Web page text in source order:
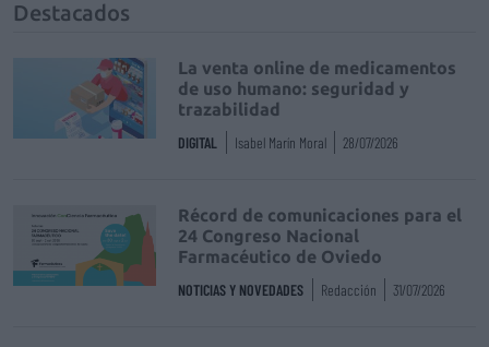
Destacados
La venta online de medicamentos
de uso humano: seguridad y
trazabilidad
DIGITAL Isabel Marín Moral 28/07/2026
Récord de comunicaciones para el
24 Congreso Nacional
Farmacéutico de Oviedo
NOTICIAS Y NOVEDADES Redacción 31/07/2026